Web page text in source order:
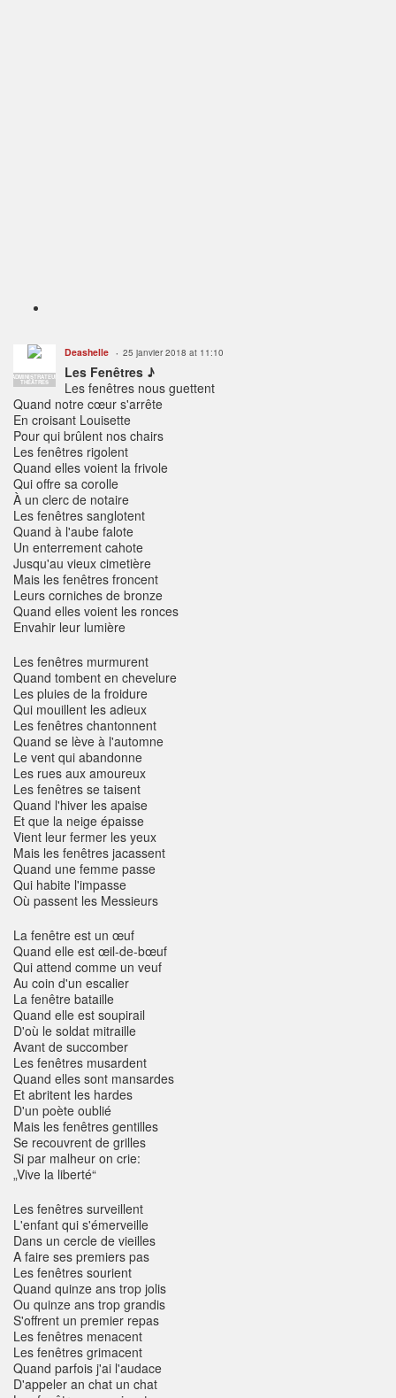
ADMINISTRATEUR
THÉÂTRES
Deashelle 25 janvier 2018 at 11:10
Les Fenêtres ♪
Les fenêtres nous guettent
Quand notre cœur s'arrête
En croisant Louisette
Pour qui brûlent nos chairs
Les fenêtres rigolent
Quand elles voient la frivole
Qui offre sa corolle
À un clerc de notaire
Les fenêtres sanglotent
Quand à l'aube falote
Un enterrement cahote
Jusqu'au vieux cimetière
Mais les fenêtres froncent
Leurs corniches de bronze
Quand elles voient les ronces
Envahir leur lumière
Les fenêtres murmurent
Quand tombent en chevelure
Les pluies de la froidure
Qui mouillent les adieux
Les fenêtres chantonnent
Quand se lève à l'automne
Le vent qui abandonne
Les rues aux amoureux
Les fenêtres se taisent
Quand l'hiver les apaise
Et que la neige épaisse
Vient leur fermer les yeux
Mais les fenêtres jacassent
Quand une femme passe
Qui habite l'impasse
Où passent les Messieurs
La fenêtre est un œuf
Quand elle est œil-de-bœuf
Qui attend comme un veuf
Au coin d'un escalier
La fenêtre bataille
Quand elle est soupirail
D'où le soldat mitraille
Avant de succomber
Les fenêtres musardent
Quand elles sont mansardes
Et abritent les hardes
D'un poète oublié
Mais les fenêtres gentilles
Se recouvrent de grilles
Si par malheur on crie:
„Vive la liberté“
Les fenêtres surveillent
L'enfant qui s'émerveille
Dans un cercle de vieilles
A faire ses premiers pas
Les fenêtres sourient
Quand quinze ans trop jolis
Ou quinze ans trop grandis
S'offrent un premier repas
Les fenêtres menacent
Les fenêtres grimacent
Quand parfois j'ai l'audace
D'appeler an chat un chat